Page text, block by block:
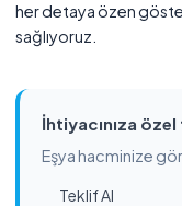
her detaya özen
sağlıyoruz.
İhtiyacınıza
Eşya hacminize
Teklif Al